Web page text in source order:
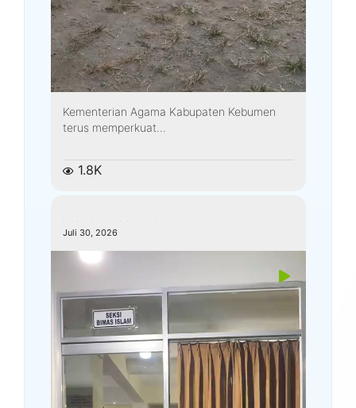
Kementerian Agama Kabupaten Kebumen
terus memperkuat...
1.8K
Juli 30, 2026